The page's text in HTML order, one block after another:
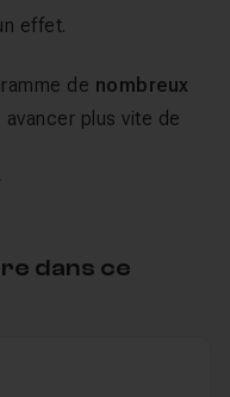
effet.
de nombreux
avancer plus vite de
dans ce